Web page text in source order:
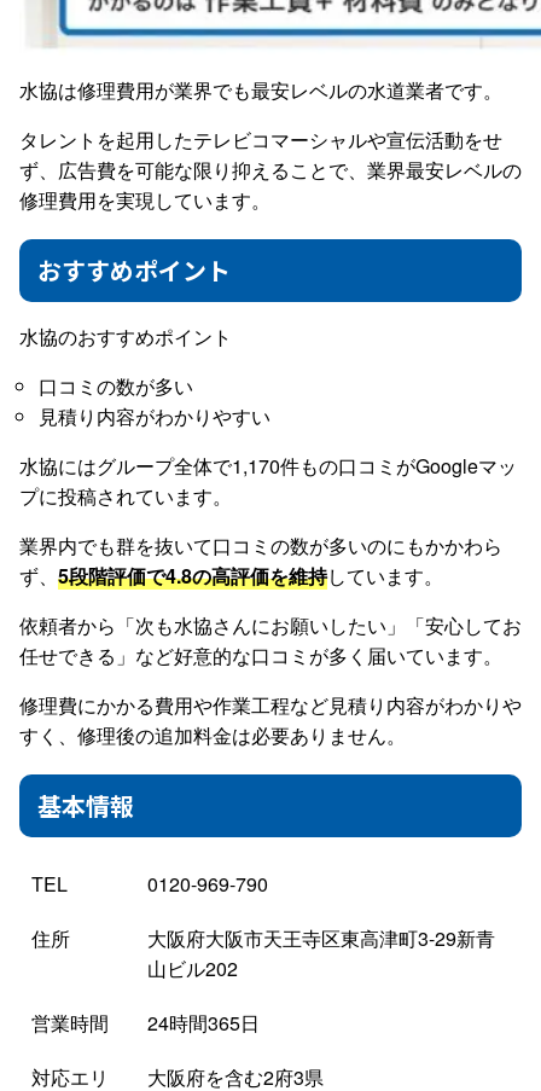
水協は修理費用が業界でも最安レベルの水道業者です。
タレントを起用したテレビコマーシャルや宣伝活動をせ
ず、広告費を可能な限り抑えることで、業界最安レベルの
修理費用を実現しています。
おすすめポイント
水協のおすすめポイント
口コミの数が多い
見積り内容がわかりやすい
水協にはグループ全体で1,170件もの口コミがGoogleマッ
プに投稿されています。
業界内でも群を抜いて口コミの数が多いのにもかかわら
ず、 5段階評価で4.8の高評価を維持しています。
依頼者から「次も水協さんにお願いしたい」「安心してお
任せできる」など好意的な口コミが多く届いています。
修理費にかかる費用や作業工程など見積り内容がわかりや
すく、修理後の追加料金は必要ありません。
基本情報
TEL
0120-969-790
住所
大阪府大阪市天王寺区東高津町3-29新青
山ビル202
営業時間
24時間365日
対応エリ
大阪府を含む2府3県